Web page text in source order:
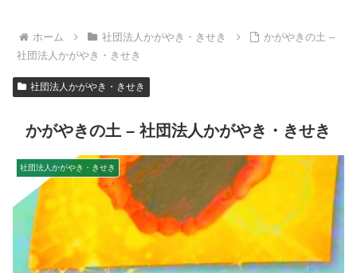
ホーム 社団法人かがやき・きせき
かがやきの土 –
社団法人かがやき・きせき
社団法人かがやき・きせき
かがやきの土 – 社団法人かがやき・きせき
社団法人かがやき・きせき